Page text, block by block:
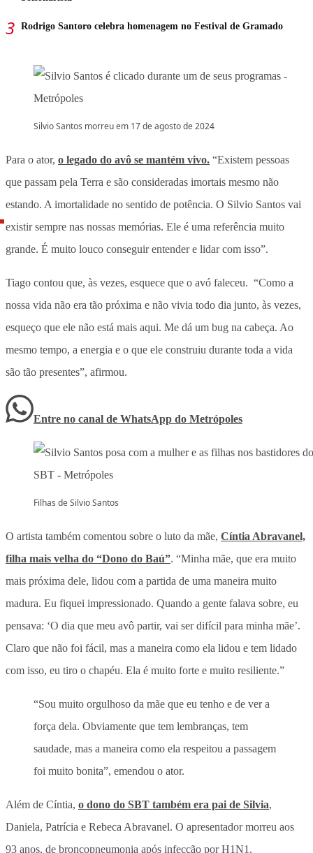
Rodrigo Santoro celebra homenagem no Festival de Gramado
Silvio Santos morreu em 17 de agosto de 2024
Para o ator, o legado do avô se mantém vivo. “Existem pessoas
que passam pela Terra e são consideradas imortais mesmo não
estando. A imortalidade no sentido de potência. O Silvio Santos vai
existir sempre nas nossas memórias. Ele é uma referência muito
grande. É muito louco conseguir entender e lidar com isso”.
Tiago contou que, às vezes, esquece que o avó faleceu. “Como a
nossa vida não era tão próxima e não vivia todo dia junto, às vezes,
esqueço que ele não está mais aqui. Me dá um bug na cabeça. Ao
mesmo tempo, a energia e o que ele construiu durante toda a vida
são tão presentes”, afirmou.
Entre no canal de WhatsApp do Metrópoles
Filhas de Silvio Santos
O artista também comentou sobre o luto da mãe, Cíntia Abravanel,
filha mais velha do “Dono do Baú”. “Minha mãe, que era muito
mais próxima dele, lidou com a partida de uma maneira muito
madura. Eu fiquei impressionado. Quando a gente falava sobre, eu
pensava: ‘O dia que meu avô partir, vai ser difícil para minha mãe’.
Claro que não foi fácil, mas a maneira como ela lidou e tem lidado
com isso, eu tiro o chapéu. Ela é muito forte e muito resiliente.”
“Sou muito orgulhoso da mãe que eu tenho e de ver a
força dela. Obviamente que tem lembranças, tem
saudade, mas a maneira como ela respeitou a passagem
foi muito bonita”, emendou o ator.
Além de Cíntia, o dono do SBT também era pai de Silvia,
Daniela, Patrícia e Rebeca Abravanel. O apresentador morreu aos
93 anos, de broncopneumonia após infecção por H1N1.